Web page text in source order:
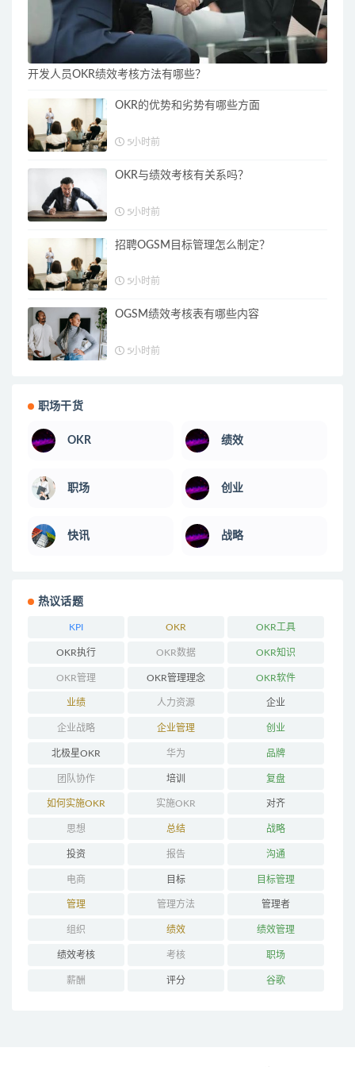
开发人员OKR绩效考核方法有哪些？
OKR的优势和劣势有哪些方面
5小时前
OKR与绩效考核有关系吗？
5小时前
招聘OGSM目标管理怎么制定？
5小时前
OGSM绩效考核表有哪些内容
5小时前
职场干货
OKR 绩效
职场 创业
快讯 战略
热议话题
KPI OKR OKR工具
OKR执行 OKR数据 OKR知识
OKR管理 OKR管理理念 OKR软件
业绩 人力资源 企业
企业战略 企业管理 创业
北极星OKR 华为 品牌
团队协作 培训 复盘
如何实施OKR 实施OKR 对齐
思想 总结 战略
投资 报告 沟通
电商 目标 目标管理
管理 管理方法 管理者
组织 绩效 绩效管理
绩效考核 考核 职场
薪酬 评分 谷歌